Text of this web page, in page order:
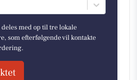
med op til tre lokale
som efterfølgende vil kontakte